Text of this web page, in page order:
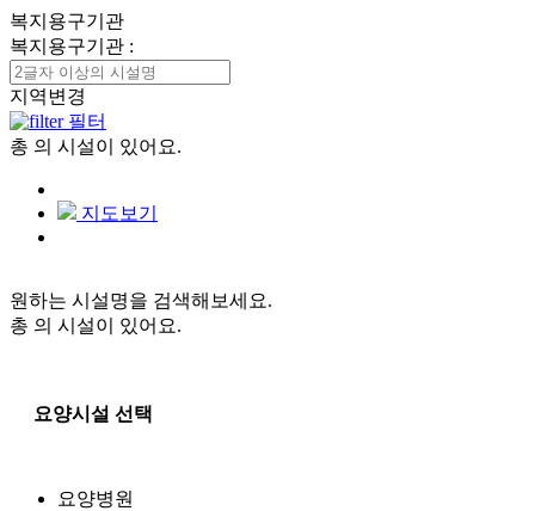
복지용구기관
복지용구기관 :
지역변경
필터
총 의 시설이 있어요.
지도보기
원하는 시설명을 검색해보세요.
총 의 시설이 있어요.
요양시설 선택
요양병원